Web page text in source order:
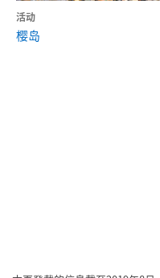
活动
樱岛